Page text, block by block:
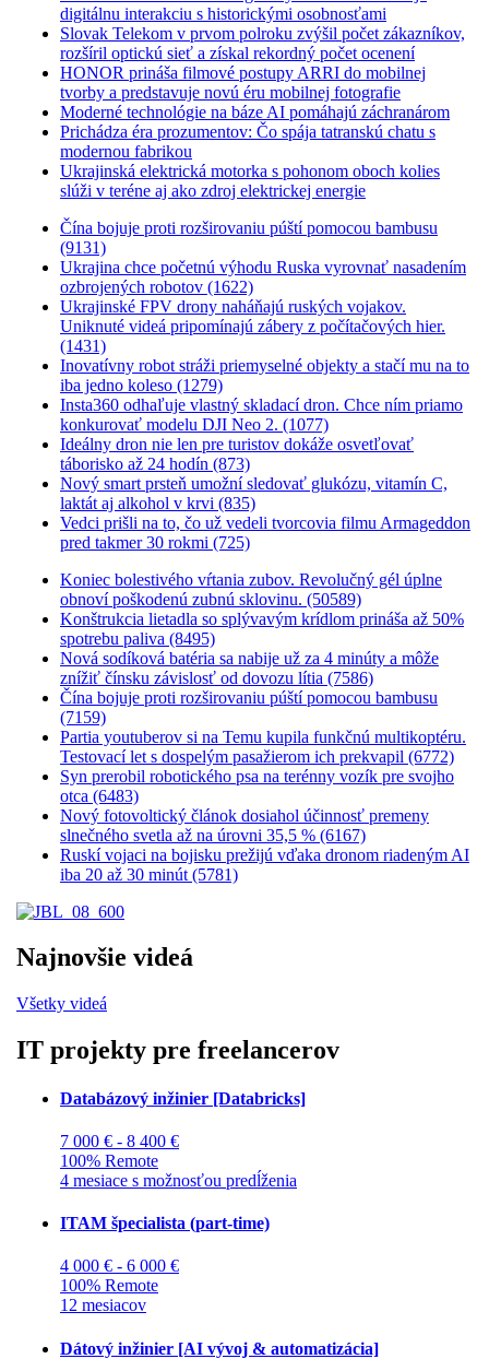
digitálnu interakciu s historickými osobnosťami
Slovak Telekom v prvom polroku zvýšil počet zákazníkov,
rozšíril optickú sieť a získal rekordný počet ocenení
HONOR prináša filmové postupy ARRI do mobilnej
tvorby a predstavuje novú éru mobilnej fotografie
Moderné technológie na báze AI pomáhajú záchranárom
Prichádza éra prozumentov: Čo spája tatranskú chatu s
modernou fabrikou
Ukrajinská elektrická motorka s pohonom oboch kolies
slúži v teréne aj ako zdroj elektrickej energie
Čína bojuje proti rozširovaniu púští pomocou bambusu
(9131)
Ukrajina chce početnú výhodu Ruska vyrovnať nasadením
ozbrojených robotov (1622)
Ukrajinské FPV drony naháňajú ruských vojakov.
Uniknuté videá pripomínajú zábery z počítačových hier.
(1431)
Inovatívny robot stráži priemyselné objekty a stačí mu na to
iba jedno koleso (1279)
Insta360 odhaľuje vlastný skladací dron. Chce ním priamo
konkurovať modelu DJI Neo 2. (1077)
Ideálny dron nie len pre turistov dokáže osvetľovať
táborisko až 24 hodín (873)
Nový smart prsteň umožní sledovať glukózu, vitamín C,
laktát aj alkohol v krvi (835)
Vedci prišli na to, čo už vedeli tvorcovia filmu Armageddon
pred takmer 30 rokmi (725)
Koniec bolestivého vŕtania zubov. Revolučný gél úplne
obnoví poškodenú zubnú sklovinu. (50589)
Konštrukcia lietadla so splývavým krídlom prináša až 50%
spotrebu paliva (8495)
Nová sodíková batéria sa nabije už za 4 minúty a môže
znížiť čínsku závislosť od dovozu lítia (7586)
Čína bojuje proti rozširovaniu púští pomocou bambusu
(7159)
Partia youtuberov si na Temu kupila funkčnú multikoptéru.
Testovací let s dospelým pasažierom ich prekvapil (6772)
Syn prerobil robotického psa na terénny vozík pre svojho
otca (6483)
Nový fotovoltický článok dosiahol účinnosť premeny
slnečného svetla až na úrovni 35,5 % (6167)
Ruskí vojaci na bojisku prežijú vďaka dronom riadeným AI
iba 20 až 30 minút (5781)
Najnovšie videá
Všetky videá
IT projekty pre freelancerov
Databázový inžinier [Databricks]
7 000 € - 8 400 €
100% Remote
4 mesiace s možnosťou predĺženia
ITAM špecialista (part-time)
4 000 € - 6 000 €
100% Remote
12 mesiacov
Dátový inžinier [AI vývoj & automatizácia]